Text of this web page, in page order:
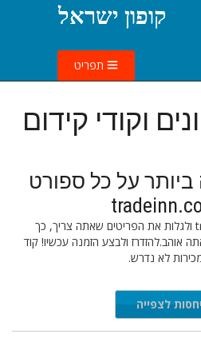
קופון ישראל
תפריט
וקודי קידום
על כל ספורט
ראש עכשיו ל tradeinn.com ולגלות את הפריטים שאתה צריך, כך
ולבצע הזמנה עכשיו! קוד
לא נדרש.
לצפייה